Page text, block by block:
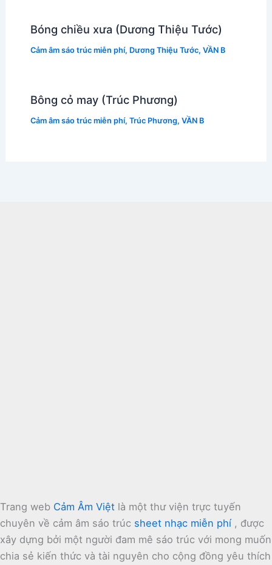
Bóng chiều xưa (Dương Thiệu Tước)
Cảm âm sáo trúc miễn phí, Dương Thiệu Tước, VẦN B
Bông cỏ may (Trúc Phương)
Cảm âm sáo trúc miễn phí, Trúc Phương, VẦN B
Trang web Cảm Âm Việt là một thư viện trực tuyến
chuyên về cảm âm sáo trúc sheet nhạc miễn phí , được
xây dựng bởi một người đam mê sáo trúc với mong muốn
chia sẻ kiến thức và tài nguyên cho cộng đồng yêu thích